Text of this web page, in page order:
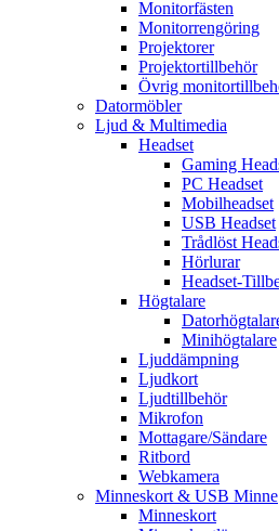
Monitorfästen
Monitorrengöring
Projektorer
Projektortillbehör
Övrig
Datormöbler
Ljud & Multimedia
Headset
Gaming
PC Headset
Mobilheadset
USB Headset
Trådlöst
Hörlurar
Headset-
Högtalare
Minihögtalare
Ljuddämpning
Ljudkort
Ljudtillbehör
Mikrofon
Mottagare/Sändare
Ritbord
Webkamera
Minneskort & USB Minne
Minneskort